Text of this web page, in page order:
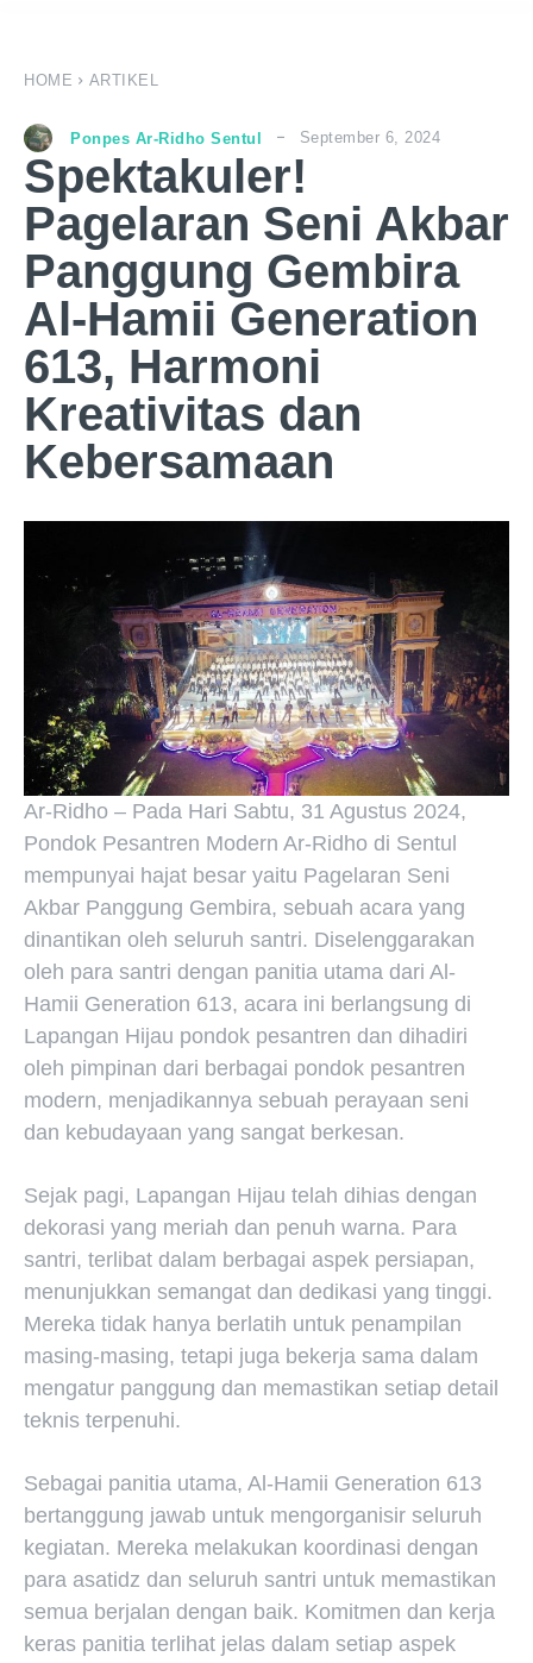
HOME ARTIKEL
Ponpes Ar-Ridho Sentul September 6, 2024
Spektakuler!
Pagelaran Seni Akbar
Panggung Gembira
Al-Hamii Generation
613, Harmoni
Kreativitas dan
Kebersamaan
Ar-Ridho – Pada Hari Sabtu, 31 Agustus 2024,
Pondok Pesantren Modern Ar-Ridho di Sentul
mempunyai hajat besar yaitu Pagelaran Seni
Akbar Panggung Gembira, sebuah acara yang
dinantikan oleh seluruh santri. Diselenggarakan
oleh para santri dengan panitia utama dari Al-
Hamii Generation 613, acara ini berlangsung di
Lapangan Hijau pondok pesantren dan dihadiri
oleh pimpinan dari berbagai pondok pesantren
modern, menjadikannya sebuah perayaan seni
dan kebudayaan yang sangat berkesan.
Sejak pagi, Lapangan Hijau telah dihias dengan
dekorasi yang meriah dan penuh warna. Para
santri, terlibat dalam berbagai aspek persiapan,
menunjukkan semangat dan dedikasi yang tinggi.
Mereka tidak hanya berlatih untuk penampilan
masing-masing, tetapi juga bekerja sama dalam
mengatur panggung dan memastikan setiap detail
teknis terpenuhi.
Sebagai panitia utama, Al-Hamii Generation 613
bertanggung jawab untuk mengorganisir seluruh
kegiatan. Mereka melakukan koordinasi dengan
para asatidz dan seluruh santri untuk memastikan
semua berjalan dengan baik. Komitmen dan kerja
keras panitia terlihat jelas dalam setiap aspek